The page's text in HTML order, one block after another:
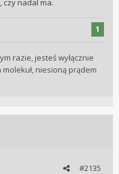
czy nadal ma.
1
razie, jesteś wyłącznie
niesioną prądem
#2135